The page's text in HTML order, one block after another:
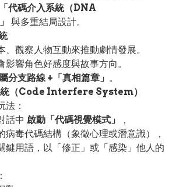
「代碼介入系統（DNA
與多重結局設計。
、觀察人物互動來推動劇情發展。
影響角色好感度與故事方向。
分支路線 +「真相篇章」 。
統（Code Interfere System）
法：
話中 啟動「代碼視覺模式」
，
病毒代碼結構（象徵心理或潛意識），
鍵用語，以「修正」或「感染」他人的